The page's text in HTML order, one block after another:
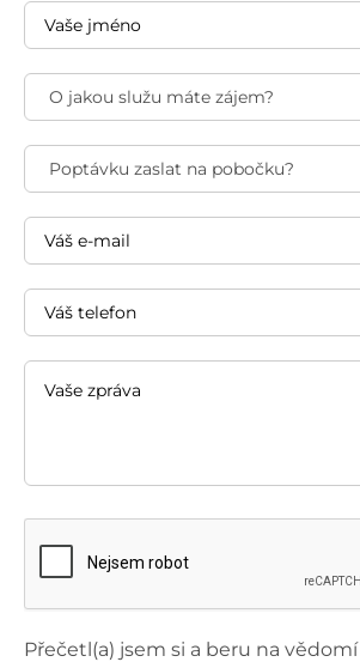
Přečetl(a) jsem si a beru na vědomí